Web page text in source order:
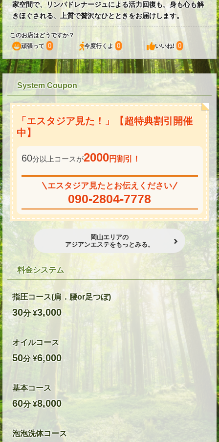
家空間で、リンパドレナージュによる活力回復も。身も心も解
きほぐされる、上質で贅沢なひとときをお届けします。
このお店はどうですか？
頑張って 0 今度行くよ 0 いいね! 0
System Coupon
「エスタジア見た！」【超特典割引開催
中】
60分以上コースが2000円割引！
エスタジア見たとお伝えください
090-2804-7778
岡山エリアの
アジアンエステをもっとみる。
料金システム
指圧コース(肩．腰or足つぼ)
30分 ¥3,000
オイルコース
50分 ¥6,000
基本コース
60分 ¥8,000
泡泡洗体コース